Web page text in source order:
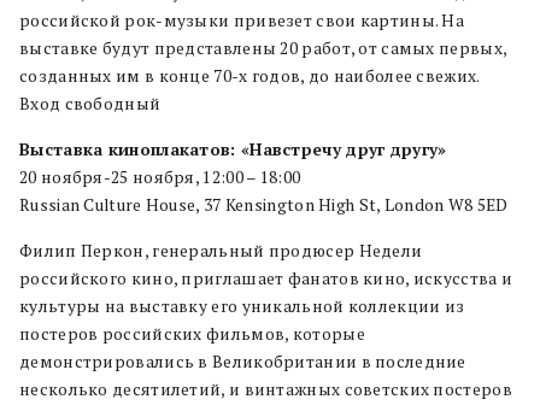
российской рок-музыки привезет свои картины. На
выставке будут представлены 20 работ, от самых первых,
созданных им в конце 70-х годов, до наиболее свежих.
Вход свободный
Выставка киноплакатов: «Навстречу друг другу»
20 ноября-25 ноября, 12:00 – 18:00
Russian Culture House, 37 Kensington High St, London W8 5ED
Филип Перкон, генеральный продюсер Недели
российского кино, приглашает фанатов кино, искусства и
культуры на выставку его уникальной коллекции из
постеров российских фильмов, которые
демонстрировались в Великобритании в последние
несколько десятилетий, и винтажных советских постеров